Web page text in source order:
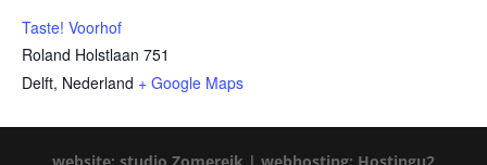
Taste! Voorhof
Roland Holstlaan 751
Delft, Nederland + Google Maps